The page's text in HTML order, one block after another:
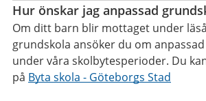
Hur önskar jag anpassad
Om ditt barn blir mottaget under
grundskola ansöker du om
under våra skolbytesperioder. Du
på Byta skola - Göteborgs Stad